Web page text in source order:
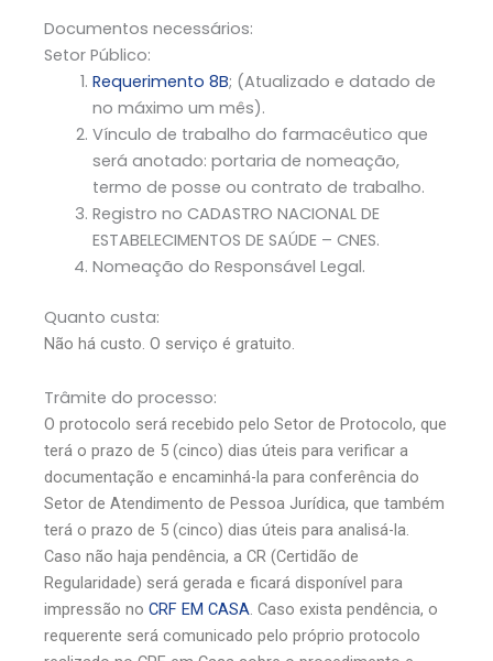
Documentos necessários:
Setor Público:
Requerimento 8B; (Atualizado e datado de
no máximo um mês).
Vínculo de trabalho do farmacêutico que
será anotado: portaria de nomeação,
termo de posse ou contrato de trabalho.
Registro no CADASTRO NACIONAL DE
ESTABELECIMENTOS DE SAÚDE – CNES.
Nomeação do Responsável Legal.
Quanto custa:
Não há custo. O serviço é gratuito.
Trâmite do processo:
O protocolo será recebido pelo Setor de Protocolo, que
terá o prazo de 5 (cinco) dias úteis para verificar a
documentação e encaminhá-la para conferência do
Setor de Atendimento de Pessoa Jurídica, que também
terá o prazo de 5 (cinco) dias úteis para analisá-la.
Caso não haja pendência, a CR (Certidão de
Regularidade) será gerada e ficará disponível para
impressão no CRF EM CASA. Caso exista pendência, o
requerente será comunicado pelo próprio protocolo